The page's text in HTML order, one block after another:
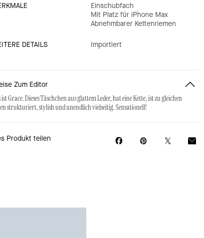
Einschubfach
Mit Platz für iPhone Max
Abnehmbarer Kettenriemen
DETAILS Importiert
Zum Editor
ist Grace. Dieses Täschchen aus glattem Leder, hat eine Kette, ist zu gleichen
strukturiert, stylish und unendlich vielseitig. Sensationell!
Produkt teilen